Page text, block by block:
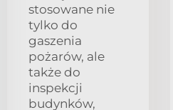
stosowane nie
tylko do
gaszenia
pożarów, ale
także do
inspekcji
budynków,